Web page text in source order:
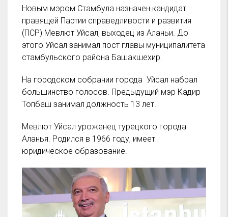
Новым мэром Стамбула назначен кандидат
правящей Партии справедливости и развития
(ПСР) Мевлют Уйсал, выходец из Аланьи. До
этого Уйсал занимал пост главы муниципалитета
стамбульского района Башакшехир.
На городском собрании города Уйсал набрал
большинство голосов. Предыдущий мэр Кадир
Топбаш занимал должность 13 лет.
Мевлют Уйсал уроженец турецкого города
Аланья. Родился в 1966 году, имеет
юридическое образование.